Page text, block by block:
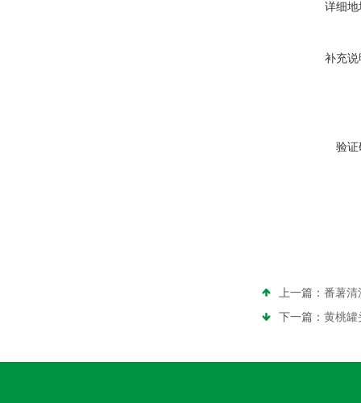
详细地
补充说
验证
上一篇： 番薯清
下一篇： 黄桃罐